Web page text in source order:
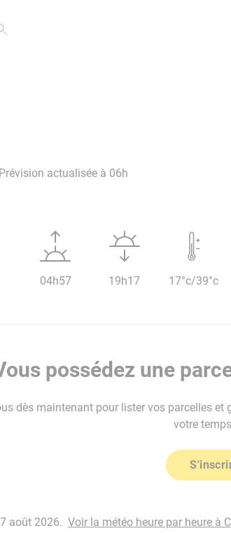
Prévision actualisée à 06h
04h57 19h17 17°c/39°c
possédez une
dès maintenant pour lister vos parcelles et
votre
août 2026. Voir la météo heure par heure à